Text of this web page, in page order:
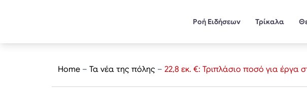
Ροή Ειδήσεων Τρίκαλα
Home – Τα νέα της πόλης – 22,8 εκ. €: Τριπλάσιο ποσό για έργα